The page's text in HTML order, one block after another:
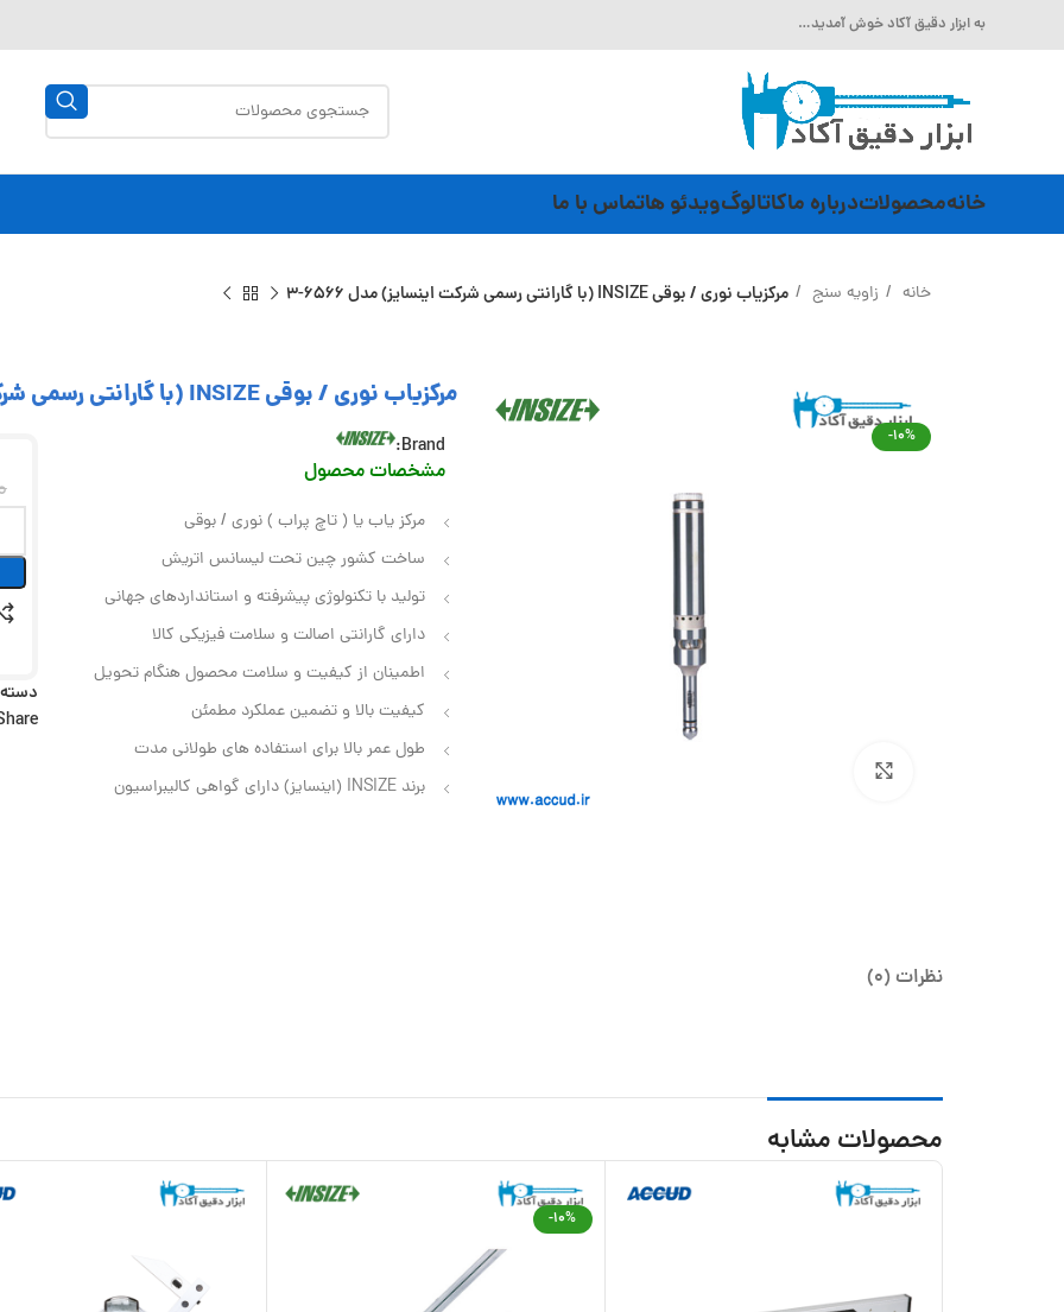
به ابزار دقیق آکاد خوش آمدید…
خانهمحصولاتدرباره ماکاتالوگویدئو هاتماس با ما
خانه زاویه سنج مرکزیاب نوری / بوقی INSIZE (با گارانتی رسمی شرکت اینسایز) مدل 6566-3
-10%
مرکزیاب نوری / بوقی INSIZE (با گارانتی رسمی شرکت اینسایز) مدل 6566-3
Brand:
مشخصات محصول
مرکز یاب یا ( تاچ پراب ) نوری / بوقی
ساخت کشور چین تحت لیسانس اتریش
تولید با تکنولوژی پیشرفته و استانداردهای جهانی
دارای گارانتی اصالت و سلامت فیزیکی کالا
اطمینان از کیفیت و سلامت محصول هنگام تحویل
کیفیت بالا و تضمین عملکرد مطمئن
طول عمر بالا برای استفاده‌ های طولانی‌ مدت
برند INSIZE (اینسایز) دارای گواهی کالیبراسیون
نظرات (0)
محصولات مشابه
-10%